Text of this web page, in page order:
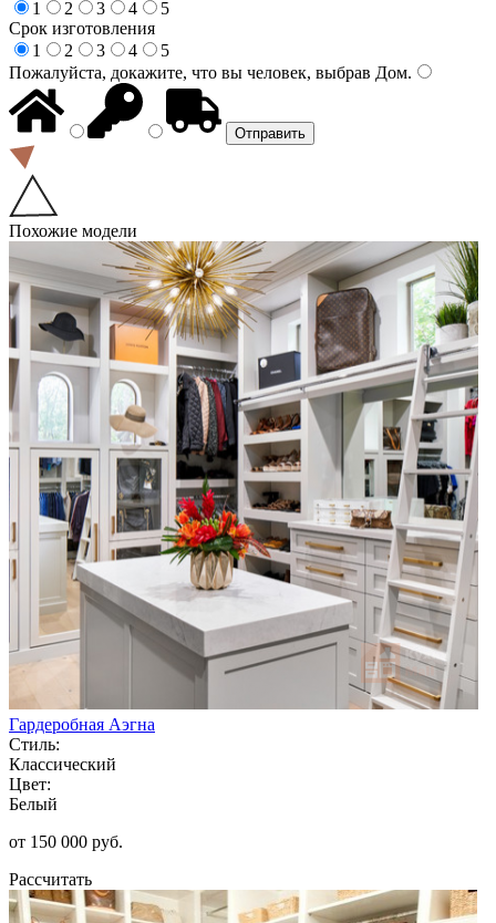
1
2 3 4
5
Срок изготовления
1
2 3 4
5
Пожалуйста, докажите, что вы человек, выбрав Дом.
Похожие модели
Гардеробная Аэгна
Стиль:
Классический
Цвет:
Белый
от 150 000 руб.
Рассчитать